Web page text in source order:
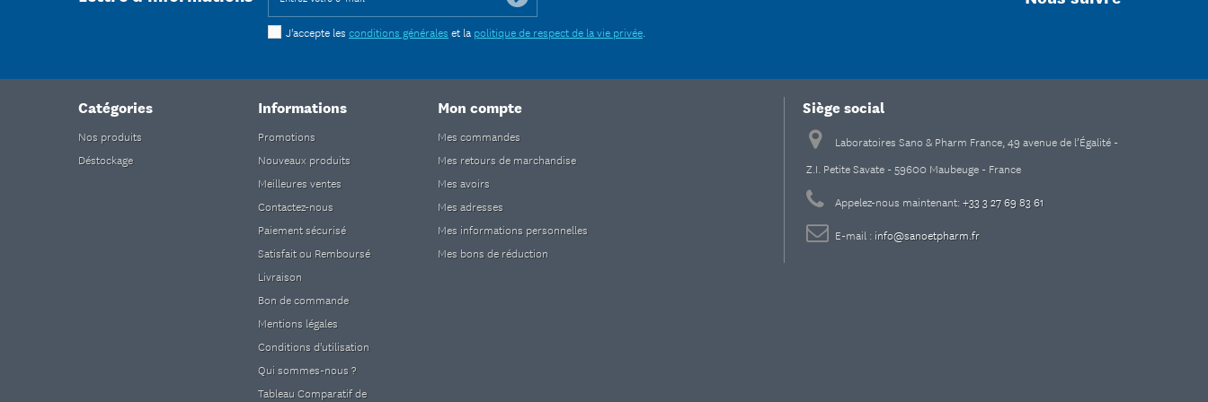
J'accepte les conditions générales et la politique de respect de la vie privée.
Catégories
Nos produits
Déstockage
Informations
Promotions
Nouveaux produits
Meilleures ventes
Contactez-nous
Paiement sécurisé
Satisfait ou Remboursé
Livraison
Bon de commande
Mentions légales
Conditions d'utilisation
Qui sommes-nous ?
Tableau Comparatif de
Mon compte
Mes commandes
Mes retours de marchandise
Mes avoirs
Mes adresses
Mes informations personnelles
Mes bons de réduction
Siège social
Laboratoires Sano & Pharm France, 49 avenue de l’Égalité -
Z.I. Petite Savate - 59600 Maubeuge - France
Appelez-nous maintenant:+33 3 27 69 83 61
E-mail : info@sanoetpharm.fr